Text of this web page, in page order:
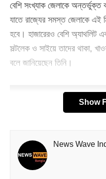
বেশি সংখ্যাক জেলাকে অন্তর্ভুক্ত
যাতে রাজ্যের সমস্ত জেলাকে এই
হবে। হাজারেরও বেশি অ্যাথলিট
সল্টলেক ও সাইয়ে তাদের থাকা,
বলে জানিয়েছেন তিনি।
Show
News Wave